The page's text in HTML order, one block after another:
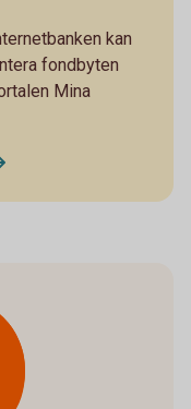
kan
fondbyten
Mina